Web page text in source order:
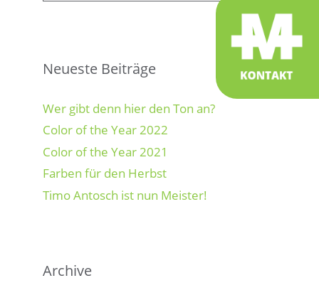
Neueste Beiträge
Wer gibt denn hier den Ton an?
Color of the Year 2022
Color of the Year 2021
Farben für den Herbst
Timo Antosch ist nun Meister!
Archive